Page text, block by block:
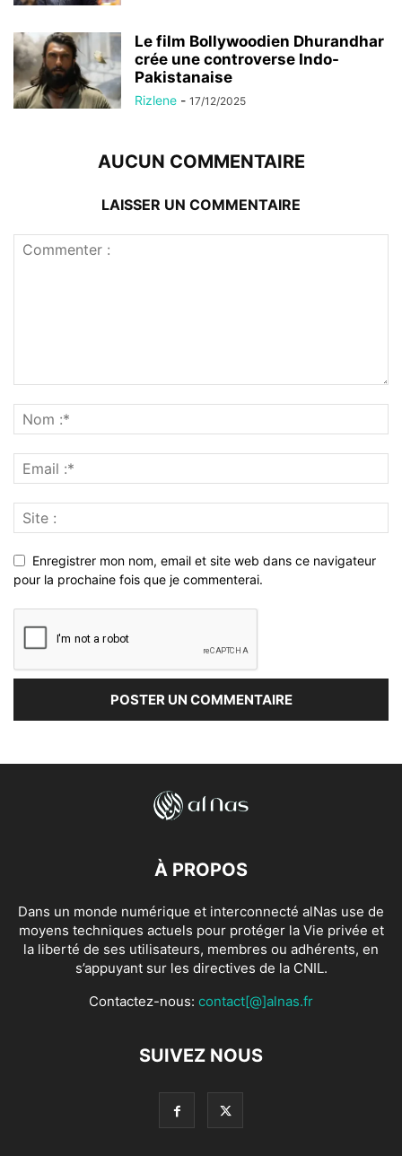
Le film Bollywoodien Dhurandhar
crée une controverse Indo-
Pakistanaise
Rizlene - 17/12/2025
AUCUN COMMENTAIRE
LAISSER UN COMMENTAIRE
Enregistrer mon nom, email et site web dans ce navigateur
pour la prochaine fois que je commenterai.
À PROPOS
Dans un monde numérique et interconnecté alNas use de
moyens techniques actuels pour protéger la Vie privée et
la liberté de ses utilisateurs, membres ou adhérents, en
s’appuyant sur les directives de la CNIL.
Contactez-nous: contact[@]alnas.fr
SUIVEZ NOUS